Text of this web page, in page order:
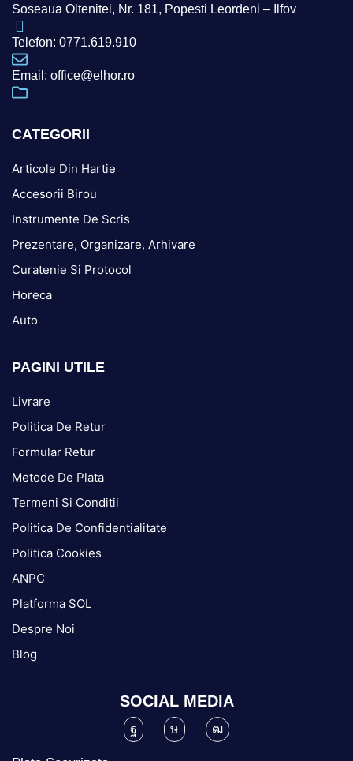
Soseaua Oltenitei, Nr. 181, Popesti Leordeni – Ilfov
Telefon: 0771.619.910
Email: office@elhor.ro
CATEGORII
Articole Din Hartie
Accesorii Birou
Instrumente De Scris
Prezentare, Organizare, Arhivare
Curatenie Si Protocol
Horeca
Auto
PAGINI UTILE
Livrare
Politica De Retur
Formular Retur
Metode De Plata
Termeni Si Conditii
Politica De Confidentialitate
Politica Cookies
ANPC
Platforma SOL
Despre Noi
Blog
SOCIAL MEDIA